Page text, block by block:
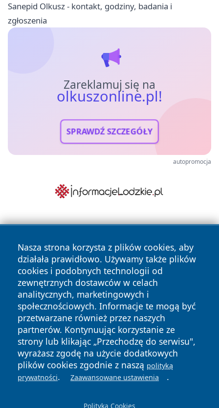
Sanepid Olkusz - kontakt, godziny, badania i
zgłoszenia
Zareklamuj się na
olkuszonline.pl!
SPRAWDŹ SZCZEGÓŁY
autopromocja
Nasza strona korzysta z plików cookies, aby
działała prawidłowo. Używamy także plików
cookies i podobnych technologii od
zewnętrznych dostawców w celach
analitycznych, marketingowych i
społecznościowych. Informacje te mogą być
przetwarzane również przez naszych
partnerów. Kontynuując korzystanie ze
strony lub klikając „Przechodzę do serwisu",
wyrażasz zgodę na użycie dodatkowych
plików cookies zgodnie z naszą polityką
prywatności. Zaawansowane ustawienia .
Polityka Cookies
Copyright © 2026 olkuszonline.pl Wszystkie prawa
zastrzeżone.
News Autorzy
Polityka
Prywatności
Polityka
Cookies